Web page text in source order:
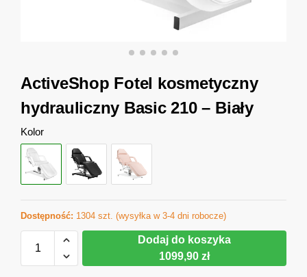
ActiveShop Fotel kosmetyczny
hydrauliczny Basic 210 – Biały
Kolor
Dostępność: 1304 szt. (wysyłka w 3-4 dni robocze)
Dodaj do koszyka
1099,90 zł